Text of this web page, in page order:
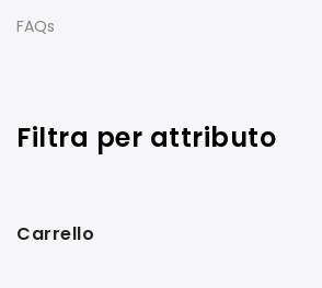
FAQs
Filtra per attributo
Carrello